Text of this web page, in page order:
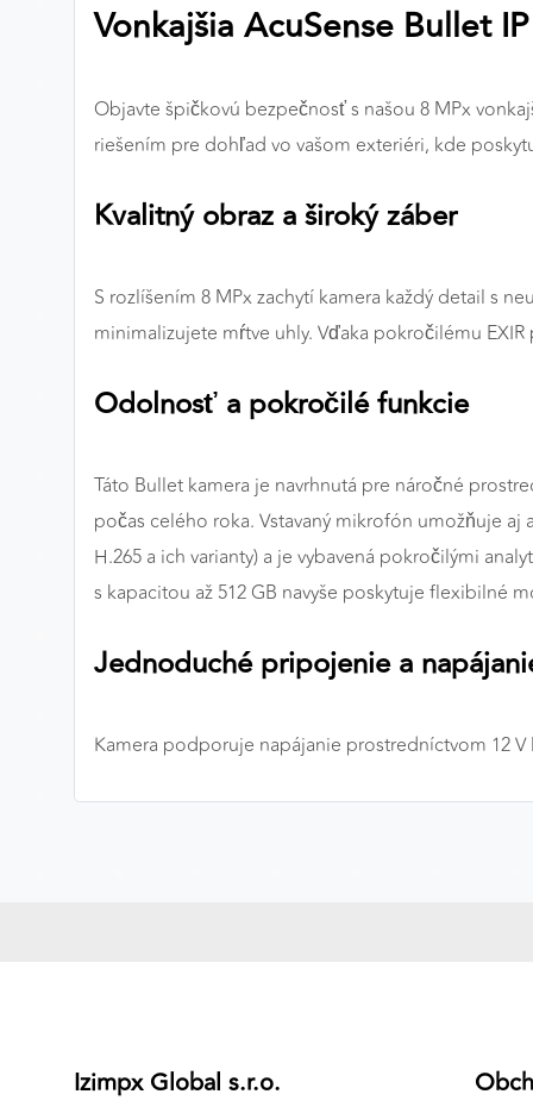
Vonkajšia AcuSense Bullet
Objavte špičkovú bezpečnosť s našou 8 MPx
riešením pre dohľad vo vašom exteriéri, kde
Kvalitný obraz a široký záber
S rozlíšením 8 MPx zachytí kamera každý detail s
minimalizujete mŕtve uhly. Vďaka pokročilému
Odolnosť a pokročilé funkcie
Táto Bullet kamera je navrhnutá pre náročné
počas celého roka. Vstavaný mikrofón umožňuje
H.265 a ich varianty) a je vybavená pokročilými
s kapacitou až 512 GB navyše poskytuje flexibilné
Jednoduché pripojenie a
Kamera podporuje napájanie prostredníctvom 12
Izimpx Global s.r.o.
Preferenčné cookies
ANALYTICKÉ COOKIES
nášho webu. Ich pomocou určujeme počet návštev a
zdroje návštev našich webových stránok. Dáta získané
konkrétnych používateľov nášho webu. Vďaka týmto
cookies môžeme optimalizovať výkon a funkčnosť
Poskytovateľ:
MARKETINGOVÉ COOKIES
Marketingové cookies sa používajú na sledovanie
Umožňujú nám a našim partnerom zobrazovať cielenú